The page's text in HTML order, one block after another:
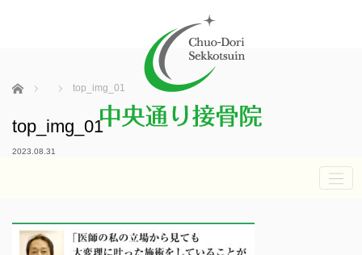
ホーム top_img_01
top_img_01
2023.08.31